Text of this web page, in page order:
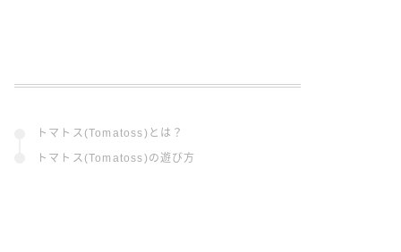
トマトス(Tomatoss)とは？
トマトス(Tomatoss)の遊び方